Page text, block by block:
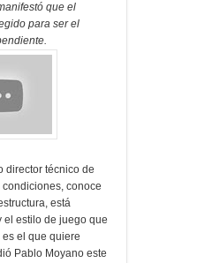
que el
para serel
director técnico de
conoce
está
el estilo de juego que
el que quiere
Pablo Moyano este